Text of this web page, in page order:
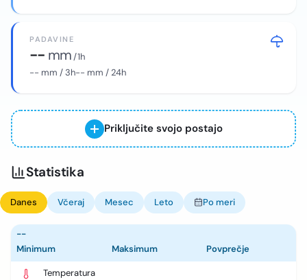
PADAVINE
-- mm/ 1h
-- mm / 3h-- mm / 24h
Priključite svojo postajo
Statistika
Danes Včeraj Mesec Leto Po meri
--
Minimum
Maksimum Povprečje
Temperatura